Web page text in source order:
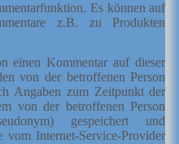
Es können auf
z.B. zu Produkten
einen Kommentar auf dieser
von der betroffenen Person
Angaben zum Zeitpunkt der
von der betroffenen Person
gespeichert und
Internet-Service-Provider